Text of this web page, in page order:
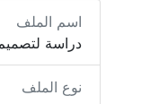
اسم الملف
دراسة
نوع الملف